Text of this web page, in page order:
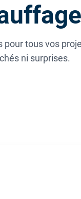
tous vos
ni surprises.